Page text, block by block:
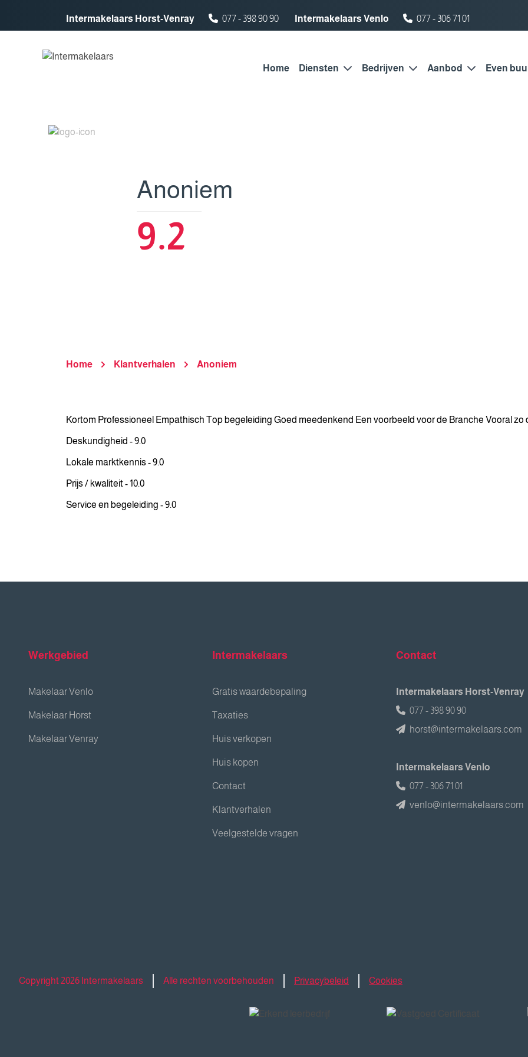
Intermakelaars Horst-Venray
077 - 398 90 90 Intermakelaars Venlo 077 - 306 71 01
Home Diensten Bedrijven Aanbod Even
Anoniem
9.2
Home Klantverhalen Anoniem
Kortom Professioneel Empathisch Top begeleiding Goed meedenkend Een voorbeeld voor de Branche Vooral zo
Deskundigheid - 9.0
Lokale marktkennis - 9.0
Prijs / kwaliteit - 10.0
Service en begeleiding - 9.0
Werkgebied
Makelaar Venlo
Makelaar Horst
Makelaar Venray
Intermakelaars
Gratis waardebepaling
Taxaties
Huis verkopen
Huis kopen
Contact
Klantverhalen
Veelgestelde vragen
Contact
Intermakelaars Horst-Venray
077 - 398 90 90
horst@intermakelaars.com
Intermakelaars Venlo
077 - 306 71 01
venlo@intermakelaars.com
Copyright 2026 Intermakelaars Alle rechten voorbehouden Privacybeleid Cookies